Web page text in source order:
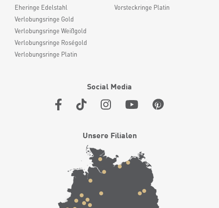
Eheringe Edelstahl
Verlobungsringe Gold
Verlobungsringe Weißgold
Verlobungsringe Roségold
Verlobungsringe Platin
Vorsteckringe Platin
Social Media
Unsere Filialen